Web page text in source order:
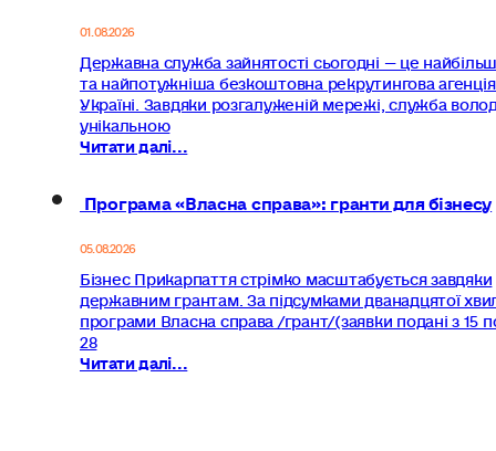
01.08.2026
Державна служба зайнятості сьогодні — це
та найпотужніша безкоштовна рекрутингова
Україні. Завдяки розгалуженій мережі, служба
унікальною
Читати далі...
Програма «Власна справа»: гранти для бізнесу
05.08.2026
Бізнес Прикарпаття стрімко масштабується завдяки
державним грантам. За підсумками дванадцятої
програми Власна справа /грант/(заявки подані з 15
28
Читати далі...